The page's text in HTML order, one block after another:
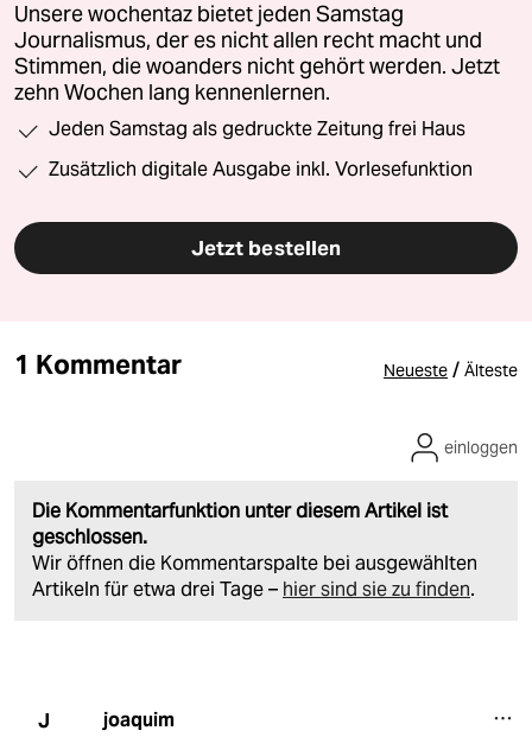
Unsere wochentaz bietet jeden Samstag
Journalismus, der es nicht allen recht macht und
Stimmen, die woanders nicht gehört werden. Jetzt
zehn Wochen lang kennenlernen.
Jeden Samstag als gedruckte Zeitung frei Haus
Zusätzlich digitale Ausgabe inkl. Vorlesefunktion
Jetzt bestellen
1 Kommentar Neueste / Älteste
Die Kommentarfunktion unter diesem Artikel ist
geschlossen.
Wir öffnen die Kommentarspalte bei ausgewählten
Artikeln für etwa drei Tage – hier sind sie zu finden.
einloggen
J joaquim